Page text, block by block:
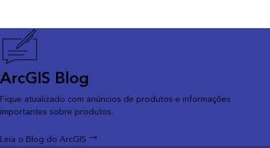
ArcGIS Blog
Fique atualizado com anúncios de produtos e informações
importantes sobre produtos.
Leia o Blog do ArcGIS